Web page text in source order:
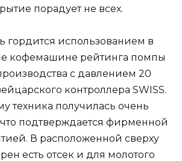
порадует не всех.
гордится использованием в
кофемашине рейтинга помпы
с давлением 20
контроллера SWISS.
техника получилась очень
подтверждается фирменной
В расположенной сверху
есть отсек и для молотого